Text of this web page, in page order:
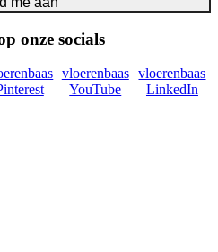
onze socials
vloerenbaas
YouTube
vloerenbaas
LinkedIn